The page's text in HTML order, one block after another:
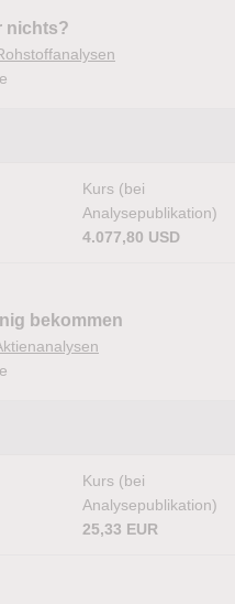
nichts?
Kurs (bei
Analysepublikation)
4.077,80 USD
bekommen
Kurs (bei
Analysepublikation)
25,33 EUR